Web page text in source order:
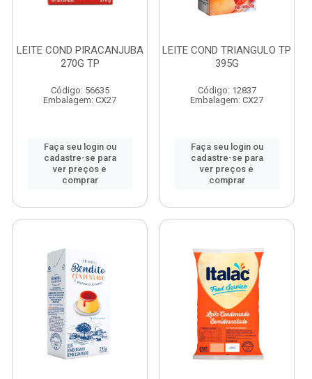
LEITE COND PIRACANJUBA
270G TP
Código: 56635
Embalagem: CX27
Faça seu login ou
cadastre-se para
ver preços e
comprar
LEITE COND TRIANGULO TP
395G
Código: 12837
Embalagem: CX27
Faça seu login ou
cadastre-se para
ver preços e
comprar